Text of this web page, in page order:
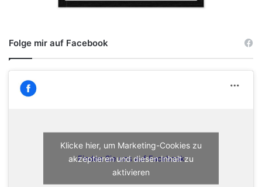
Folge mir auf Facebook
Finden Sie uns auf Facebook
Klicke hier, um Marketing-Cookies zu
akzeptieren und diesen Inhalt zu
aktivieren